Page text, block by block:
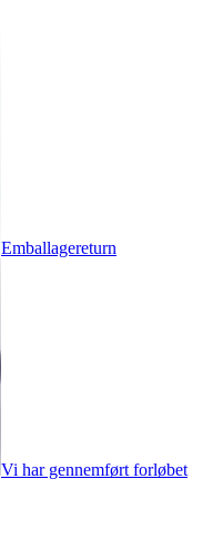
Emballagereturn
Vi har gennemført forløbet